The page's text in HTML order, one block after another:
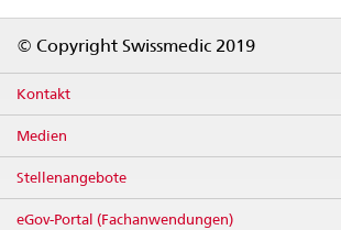
© Copyright Swissmedic 2019
Kontakt
Medien
Stellenangebote
eGov-Portal (Fachanwendungen)